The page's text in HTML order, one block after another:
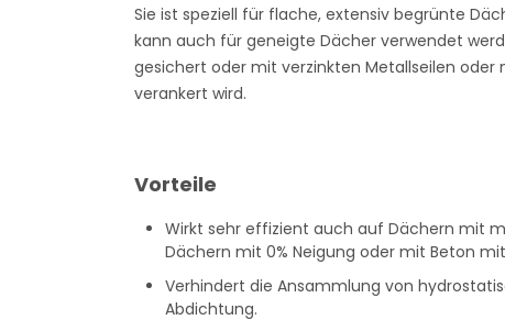
Sie ist speziell für flache, extensiv begrünte
kann auch für geneigte Dächer verwendet
gesichert oder mit verzinkten Metallseilen
verankert wird.
Vorteile
Wirkt sehr effizient auch auf Dächern mit
Dächern mit 0% Neigung oder mit Beton mit
Verhindert die Ansammlung von
Abdichtung.